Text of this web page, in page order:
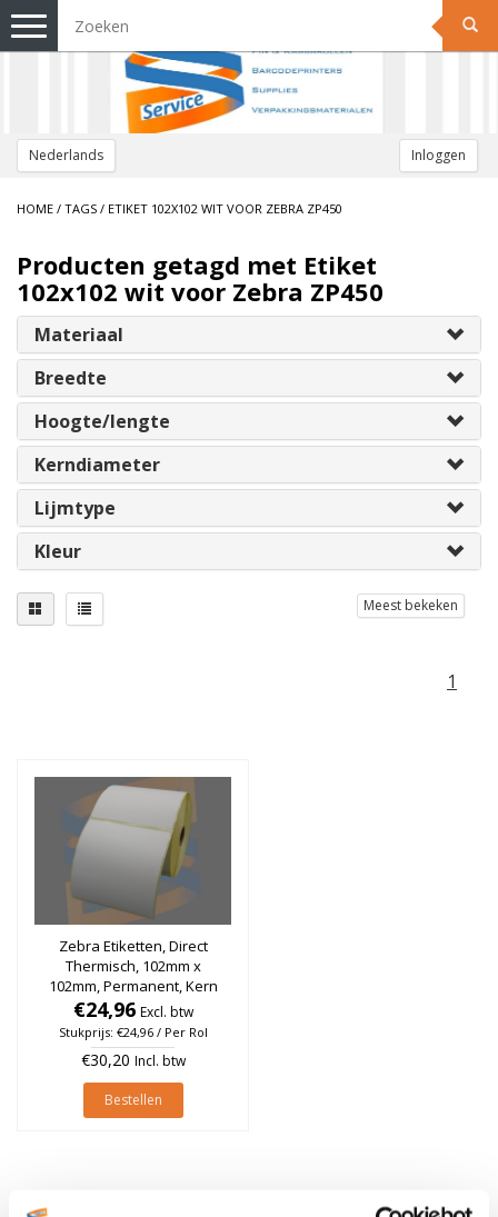
Nederlands Inloggen
Toggle
navigation
HOME / TAGS / ETIKET 102X102 WIT VOOR ZEBRA ZP450
Producten getagd met Etiket
102x102 wit voor Zebra ZP450
Materiaal
Breedte
Hoogte/lengte
Kerndiameter
Lijmtype
Kleur
Meest bekeken
1
Zebra Etiketten, Direct
Thermisch, 102mm x
102mm, Permanent, Kern
25mm, rol à 700 stuks
€24,96 Excl. btw
Stukprijs: €24,96 / Per Rol
€30,20 Incl. btw
Bestellen
1